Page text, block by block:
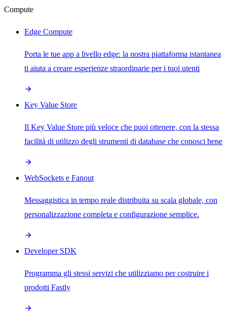
Compute
Edge Compute
Porta le tue app a livello edge: la nostra piattaforma istantanea
ti aiuta a creare esperienze straordinarie per i tuoi utenti
Key Value Store
Il Key Value Store più veloce che puoi ottenere, con la stessa
facilità di utilizzo degli strumenti di database che conosci bene
WebSockets e Fanout
Messaggistica in tempo reale distribuita su scala globale, con
personalizzazione completa e configurazione semplice.
Developer SDK
Programma gli stessi servizi che utilizziamo per costruire i
prodotti Fastly